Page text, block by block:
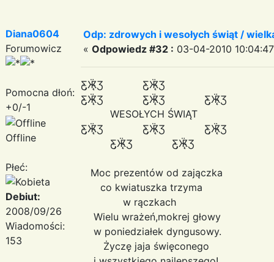
Diana0604
Forumowicz
Pomocna dłoń:
+0/-1
Offline
Płeć:
Debiut:
2008/09/26
Wiadomości:
153
Odp: zdrowych i wesołych świąt /
« Odpowiedz #32 : 03-04-2010
Ƹ̵̡Ӝ̵̨̄Ʒ Ƹ̵̡Ӝ̵̨̄Ʒ
Ƹ̵̡Ӝ̵̨̄Ʒ Ƹ̵̡Ӝ̵̨̄Ʒ Ƹ̵̡Ӝ̵̨̄Ʒ
WESOŁYCH ŚWIĄT
Ƹ̵̡Ӝ̵̨̄Ʒ Ƹ̵̡Ӝ̵̨̄Ʒ Ƹ̵̡Ӝ̵̨̄Ʒ
Ƹ̵̡Ӝ̵̨̄Ʒ Ƹ̵̡Ӝ̵̨̄Ʒ
Moc prezentów od zajączka
co kwiatuszka trzyma
w rączkach
Wielu wrażeń,mokrej głowy
w poniedziałek dyngusowy.
Życzę jaja święconego